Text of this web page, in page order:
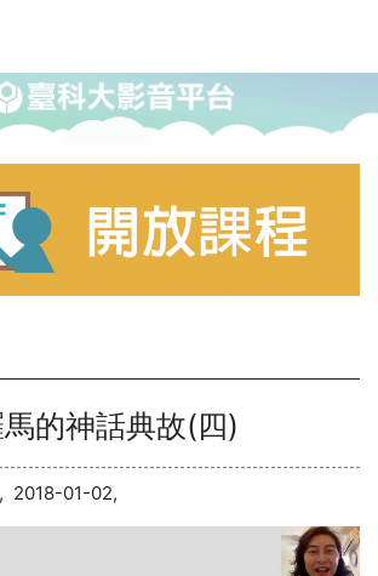
的神話典故(四)
, 2018-01-02,